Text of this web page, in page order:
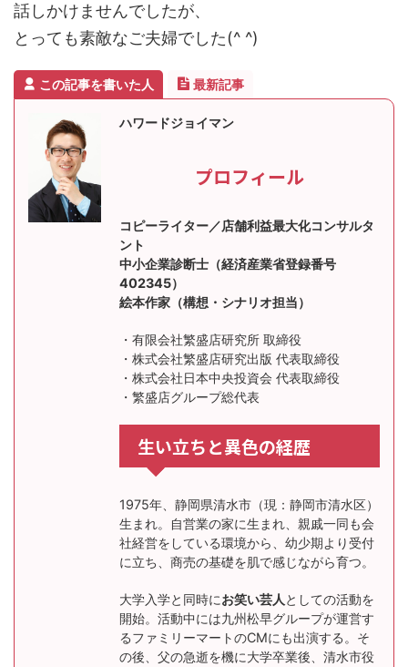
話しかけませんでしたが、
とっても素敵なご夫婦でした(^ ^)
この記事を書いた人 最新記事
ハワードジョイマン
プロフィール
コピーライター／店舗利益最大化コンサルタ
ント
中小企業診断士（経済産業省登録番号
402345）
絵本作家（構想・シナリオ担当）
・有限会社繁盛店研究所 取締役
・株式会社繁盛店研究出版 代表取締役
・株式会社日本中央投資会 代表取締役
・繁盛店グループ総代表
生い立ちと異色の経歴
1975年、静岡県清水市（現：静岡市清水区）
生まれ。自営業の家に生まれ、親戚一同も会
社経営をしている環境から、幼少期より受付
に立ち、商売の基礎を肌で感じながら育つ。
大学入学と同時にお笑い芸人 としての活動を
開始。活動中には九州松早グループが運営す
るファミリーマートのCMにも出演する。そ
の後、父の急逝を機に大学卒業後、清水市役